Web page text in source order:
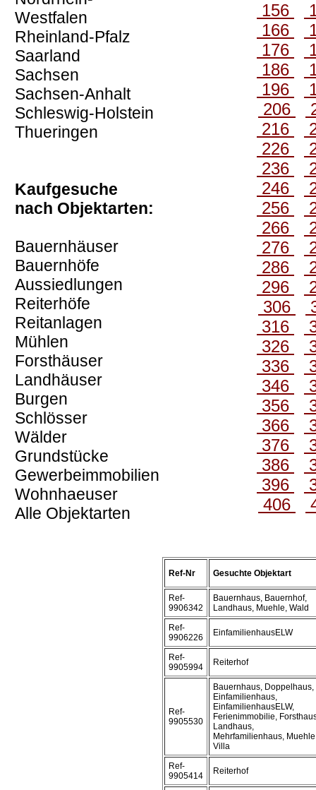
Westfalen
Rheinland-Pfalz
Saarland
Sachsen
Sachsen-Anhalt
Schleswig-Holstein
Thueringen
Kaufgesuche
nach Objektarten:
Bauernhäuser
Bauernhöfe
Aussiedlungen
Reiterhöfe
Reitanlagen
Mühlen
Forsthäuser
Landhäuser
Burgen
Schlösser
Wälder
Grundstücke
Gewerbeimmobilien
Wohnhaeuser
Alle Objektarten
156
166
176
186
196
206
216
226
236
246
256
266
276
286
296
306
316
326
336
346
356
366
376
386
396
406
Ref-Nr Gesuchte Objektart
Ref-
9906342
Bauernhaus, Bauernhof,
Landhaus, Muehle, Wald
Ref-
9906226
EinfamilienhausELW
Ref-
9905994
Reiterhof
Ref-
9905530
Bauernhaus, Doppelhaus,
Einfamilienhaus,
EinfamilienhausELW,
Ferienimmobilie,
Landhaus,
Mehrfamilienhaus,
Villa
Ref-
9905414
Reiterhof